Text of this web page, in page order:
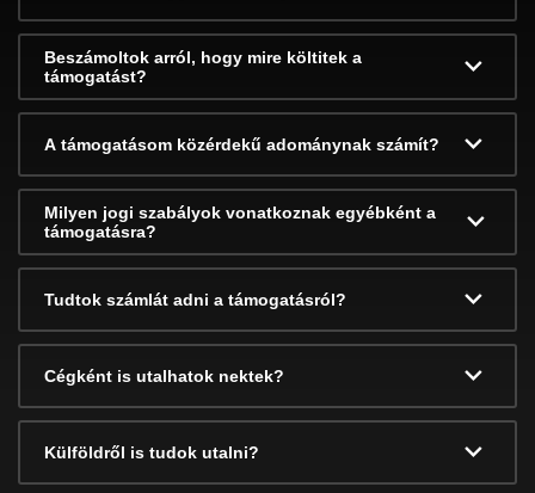
Beszámoltok arról, hogy mire költitek a
támogatást?
A támogatásom közérdekű adománynak számít?
Milyen jogi szabályok vonatkoznak egyébként a
támogatásra?
Tudtok számlát adni a támogatásról?
Cégként is utalhatok nektek?
Külföldről is tudok utalni?